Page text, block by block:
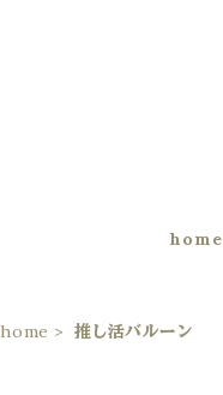
home
home 推し活バルーン